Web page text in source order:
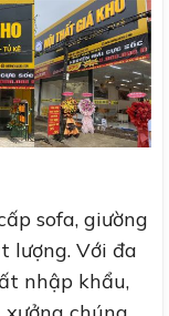
sofa, giường
lượng. Với đa
nhập khẩu,